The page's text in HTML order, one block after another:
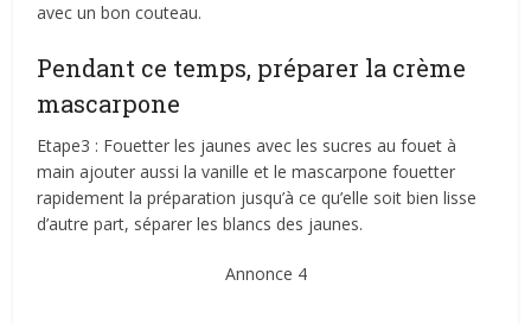
avec un bon couteau.
Pendant ce temps, préparer la crème
mascarpone
Etape3 : Fouetter les jaunes avec les sucres au fouet à
main ajouter aussi la vanille et le mascarpone fouetter
rapidement la préparation jusqu’à ce qu’elle soit bien lisse
d’autre part, séparer les blancs des jaunes.
Annonce 4